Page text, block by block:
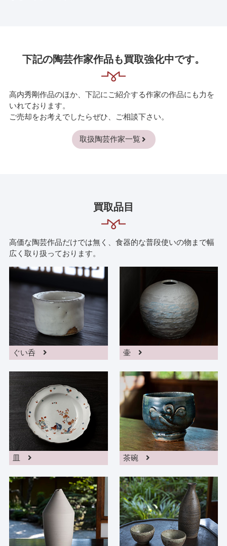
下記の陶芸作家作品も買取強化中です。
高内秀剛作品のほか、下記にご紹介する作家の作品にも力を
いれております。
ご売却をお考えでしたらぜひ、ご相談下さい。
取扱陶芸作家一覧
買取品目
高価な陶芸作品だけでは無く、食器的な普段使いの物まで幅
広く取り扱っております。
ぐい呑 壷
皿 茶碗